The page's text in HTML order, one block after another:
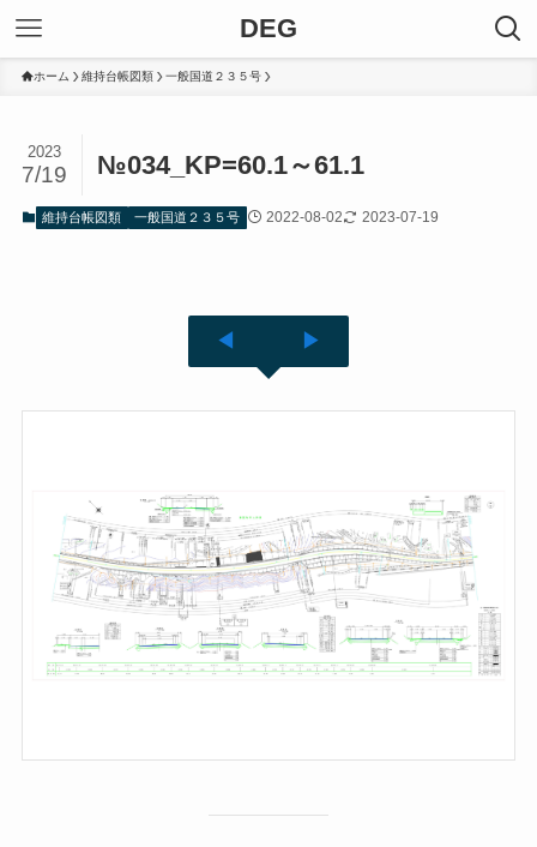
DEG
ホーム 維持台帳図類 一般国道２３５号
№034_KP=60.1～61.1
2023
7/19
維持台帳図類 一般国道２３５号 2022-08-02 2023-07-19
◀ ▶